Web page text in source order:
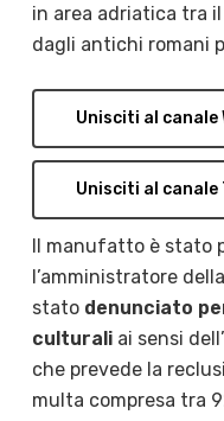
in area adriatica tra
dagli antichi romani
Unisciti al canale
Unisciti al canale
Il manufatto è stato
l’amministratore
stato denunciato
culturaliai sensi
che prevede la
multa compresa tra